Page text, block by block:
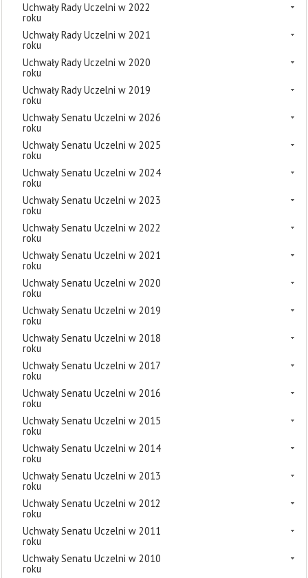
Uchwały Rady Uczelni w 2022
roku
Uchwały Rady Uczelni w 2021
roku
Uchwały Rady Uczelni w 2020
roku
Uchwały Rady Uczelni w 2019
roku
Uchwały Senatu Uczelni w 2026
roku
Uchwały Senatu Uczelni w 2025
roku
Uchwały Senatu Uczelni w 2024
roku
Uchwały Senatu Uczelni w 2023
roku
Uchwały Senatu Uczelni w 2022
roku
Uchwały Senatu Uczelni w 2021
roku
Uchwały Senatu Uczelni w 2020
roku
Uchwały Senatu Uczelni w 2019
roku
Uchwały Senatu Uczelni w 2018
roku
Uchwały Senatu Uczelni w 2017
roku
Uchwały Senatu Uczelni w 2016
roku
Uchwały Senatu Uczelni w 2015
roku
Uchwały Senatu Uczelni w 2014
roku
Uchwały Senatu Uczelni w 2013
roku
Uchwały Senatu Uczelni w 2012
roku
Uchwały Senatu Uczelni w 2011
roku
Uchwały Senatu Uczelni w 2010
roku